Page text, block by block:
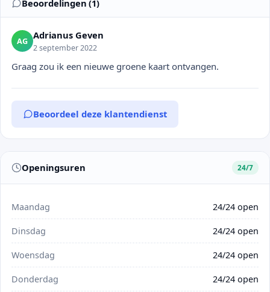
Beoordelingen (1)
AG Adrianus Geven
2 september 2022
Graag zou ik een nieuwe groene kaart ontvangen.
Beoordeel deze klantendienst
Openingsuren 24/7
Maandag 24/24 open
Dinsdag 24/24 open
Woensdag 24/24 open
Donderdag 24/24 open